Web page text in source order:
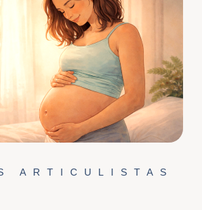
ARTICULISTAS